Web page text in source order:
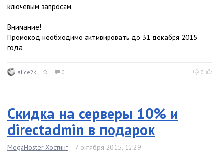
ключевым запросам.
Внимание!
Промокод необходимо активировать до 31 декабря 2015
года.
alice2k 0 0
Скидка на серверы 10% и
directadmin в подарок
MegaHoster Хостинг 7 октября 2015, 12:29